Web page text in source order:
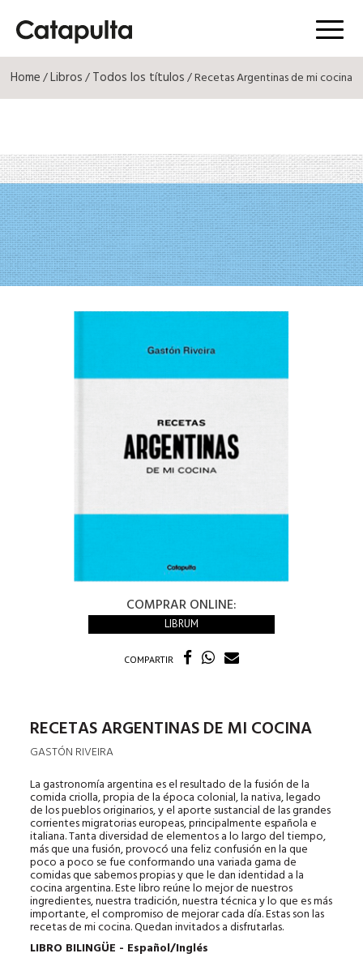
Menú
Home/Libros/Todos los títulos/ Recetas Argentinas de mi cocina
COMPRAR ONLINE:
LIBRUM
COMPARTIR
RECETAS ARGENTINAS DE MI COCINA
GASTÓN RIVEIRA
La gastronomía argentina es el resultado de la fusión de la
comida criolla, propia de la época colonial, la nativa, legado
de los pueblos originarios, y el aporte sustancial de las grandes
corrientes migratorias europeas, principalmente española e
italiana. Tanta diversidad de elementos a lo largo del tiempo,
más que una fusión, provocó una feliz confusión en la que
poco a poco se fue conformando una variada gama de
comidas que sabemos propias y que le dan identidad a la
cocina argentina. Este libro reúne lo mejor de nuestros
ingredientes, nuestra tradición, nuestra técnica y lo que es más
importante, el compromiso de mejorar cada día. Estas son las
recetas de mi cocina. Quedan invitados a disfrutarlas.
LIBRO BILINGÜE - Español/Inglés